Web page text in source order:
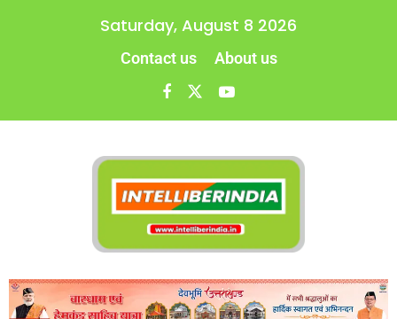
Saturday, August 8 2026
Contact us About us